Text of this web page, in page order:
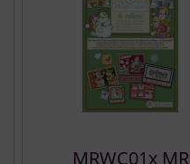
MRWC01x MR